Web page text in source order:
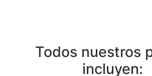
Todos nuestros
incluyen: